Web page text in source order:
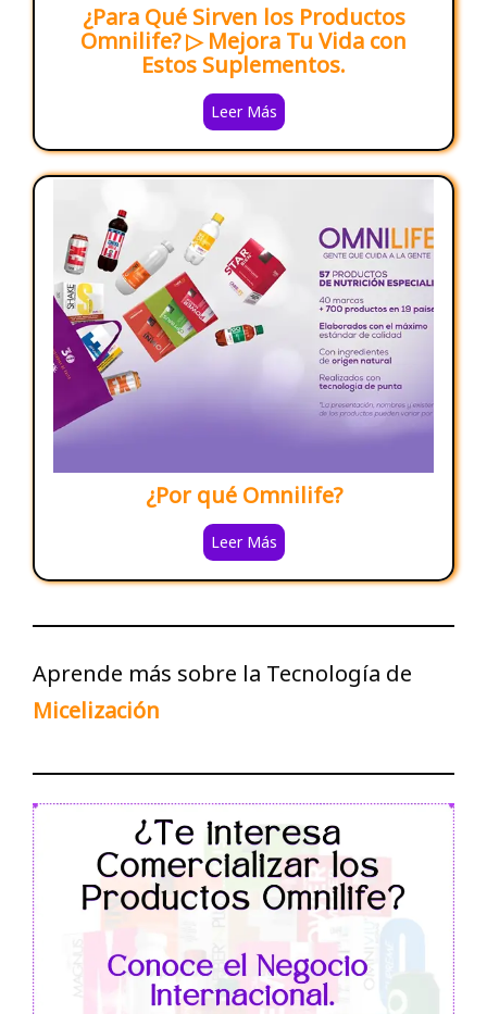
¿Para Qué Sirven los Productos
Omnilife? ▷ Mejora Tu Vida con
Estos Suplementos.
Leer Más
¿Por qué Omnilife?
Leer Más
Aprende más sobre la Tecnología de
Micelización